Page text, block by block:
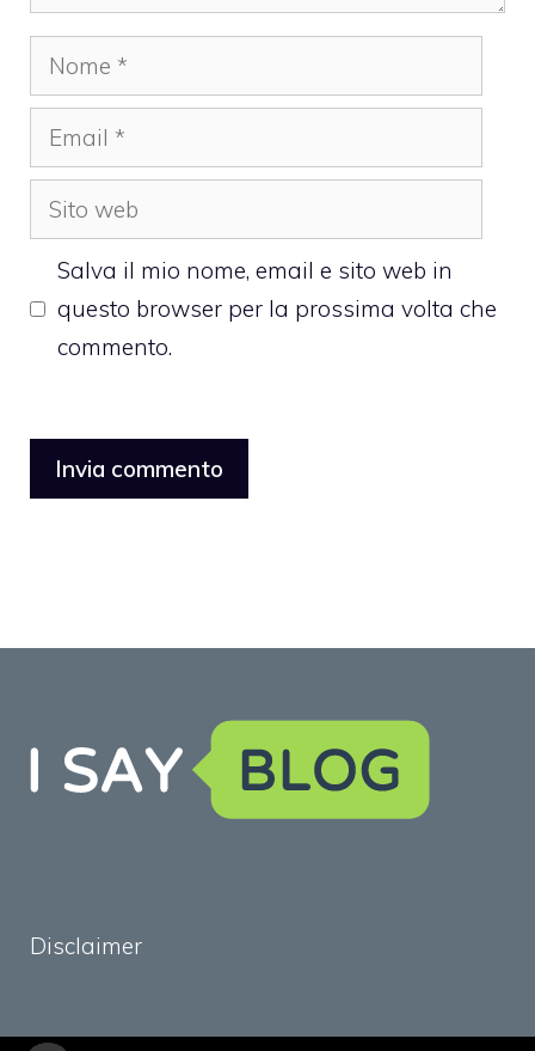
Nome
Email
Sito
web
Salva il mio nome, email e sito web in
questo browser per la prossima volta che
commento.
Disclaimer